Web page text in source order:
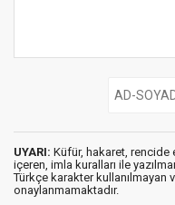
UYARI: Küfür, hakaret, rencide
içeren, imla kuralları ile
Türkçe karakter kullanılmayan
onaylanmamaktadır.